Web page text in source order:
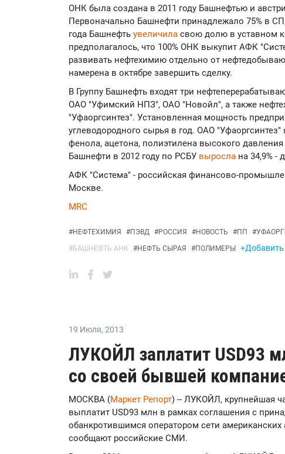
ОНК была создана в 2011 году Башнефтью и
Первоначально Башнефти принадлежало 75% в
года Башнефть увеличила свою долю в уставном
предполагалось, что 100% ОНК выкупит АФК
развивать нефтехимию отдельно от
намерена в октябре завершить сделку.
В Группу Башнефть входят три
ОАО "Уфимский НПЗ", ОАО "Новойл", а также
"Уфаоргсинтез". Установленная мощность
углеводородного сырья в год. ОАО
фенола, ацетона, полиэтилена высокого
Башнефти в 2012 году по РСБУ выросла на 34,9% -
АФК "Система" - российская финансово-
Москве.
MRC
#НЕФТЕХИМИЯ #ПЭВД #РОССИЯ #НОВОСТЬ #ПП #
#БАШНЕФТЬ АНК #НЕФТЬ СЫРАЯ #ПОЛИМЕРЫ +Добавить
19 Июля, 2013
ЛУКОЙЛ заплатит USD93
со своей бывшей
МОСКВА (Маркет Репорт) -- ЛУКОЙЛ, крупнейшая
выплатит USD93 млн в рамках соглашения с
обанкротившимся оператором сети американских
сообщают российские СМИ.